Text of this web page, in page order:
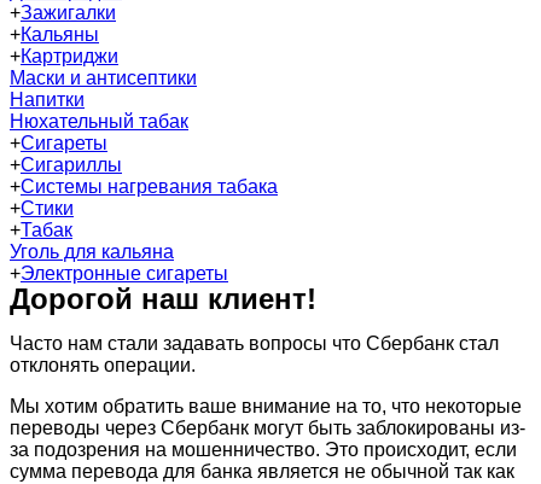
+Зажигалки
+Кальяны
+Картриджи
Маски и антисептики
Напитки
Нюхательный табак
+Сигареты
+Сигариллы
+Системы нагревания табака
+Стики
+Табак
Уголь для кальяна
+Электронные сигареты
Дорогой наш клиент!
Часто нам стали задавать вопросы что Сбербанк стал
отклонять операции.
Мы хотим обратить ваше внимание на то, что некоторые
переводы через Сбербанк могут быть заблокированы из-
за подозрения на мошенничество. Это происходит, если
сумма перевода для банка является не обычной так как